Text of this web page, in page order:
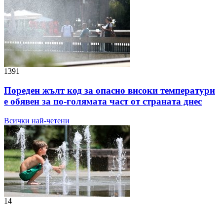
1391
Пореден жълт код за опасно високи температури
е обявен за по-голямата част от страната днес
Всички най-четени
14